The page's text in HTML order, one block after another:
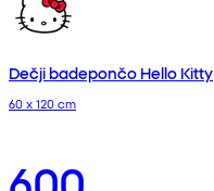
Dečji badepončo Hello Kitty
60 x 120 cm